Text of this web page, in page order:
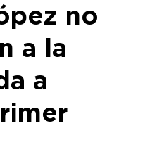
no
a la
a